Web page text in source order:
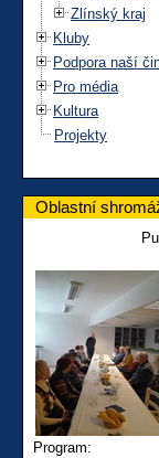
Zlínský kraj
Kluby
Podpora naší
Pro média
Kultura
Projekty
Oblastní
Program: